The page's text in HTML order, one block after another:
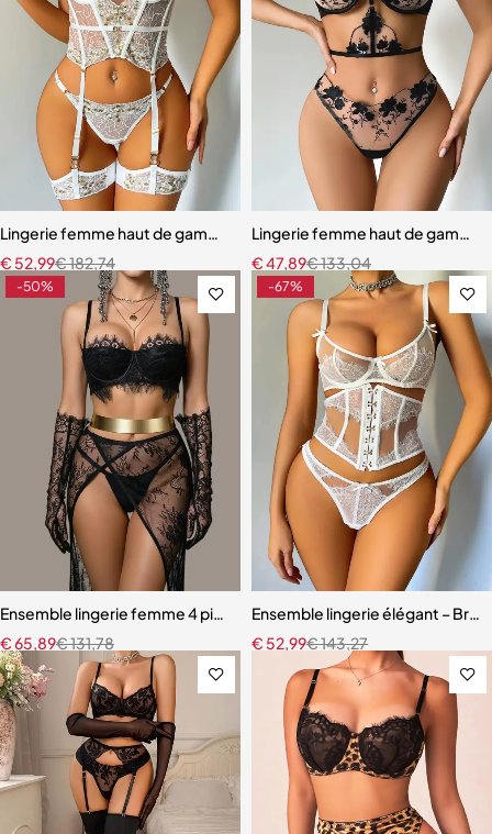
Lingerie femme haut de gamme – Dentelle raffinée avec effet
€182,74
€ 52,99
Lingerie femme haut de
€133,04
€47,89
-50%
Ensemble lingerie femme 4 pièces – Dentelle noire avec soutien-
€131,78
€65,89
-67%
Ensemble lingerie élégant –
€143,27
€ 52,99